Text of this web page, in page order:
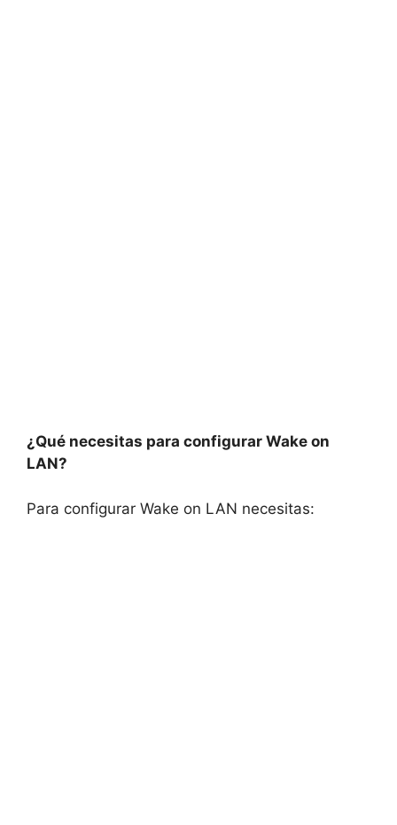
¿Qué necesitas para configurar Wake on
LAN?
Para configurar Wake on LAN necesitas: